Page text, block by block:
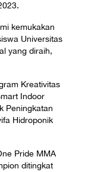
kemukakan
Universitas
yang diraih,
Kreativitas
Indoor
Peningkatan
Hidroponik
Pride MMA
ditingkat